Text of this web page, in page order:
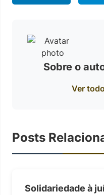
Sobre o
Ver
Posts
Solidariedade à